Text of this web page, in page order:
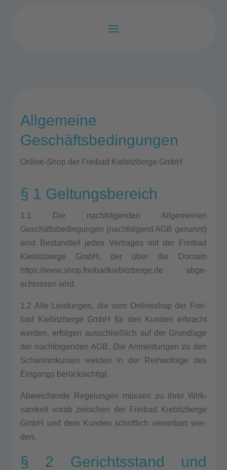
Allgemeine
Geschäftsbedingungen
Online-Shop der Frei­bad Kie­bitz­ber­ge GmbH
§ 1 Geltungsbereich
1.1 Die nach­fol­gen­den All­ge­mei­nen
Geschäftsbedingungen (nach­fol­gend AGB genannt)
sind Bestand­teil jedes Ver­tra­ges mit der Frei­bad
Kie­bitz­ber­ge GmbH, der über die Domain
https://www.shop.freibadkiebitzberge.de abge­
schlos­sen wird.
1.2 Alle Leis­tun­gen, die vom Online­shop der Frei­
bad Kie­bitz­ber­ge GmbH für den Kun­den erbracht
wer­den, erfol­gen aus­schließ­lich auf der Grund­la­ge
der nach­fol­gen­den AGB. Die Anmel­dun­gen zu den
Schwimm­kur­sen wer­den in der Rei­hen­fol­ge des
Ein­gangs berücksichtigt.
Abwei­chen­de Rege­lun­gen müssen zu ihrer Wirk­
sam­keit vor­ab zwi­schen der Frei­bad Kie­bitz­ber­ge
GmbH und dem Kun­den schrift­lich ver­ein­bart wer­
den.
§ 2 Gerichtsstand und